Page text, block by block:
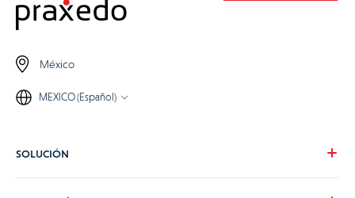
México
MEXICO (Español)
SOLUCIÓN